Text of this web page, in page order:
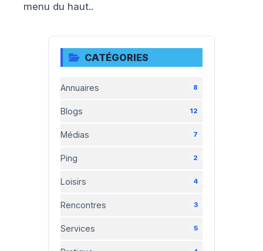
menu du haut..
CATÉGORIES
Annuaires 8
Blogs 12
Médias 7
Ping 2
Loisirs 4
Rencontres 3
Services 5